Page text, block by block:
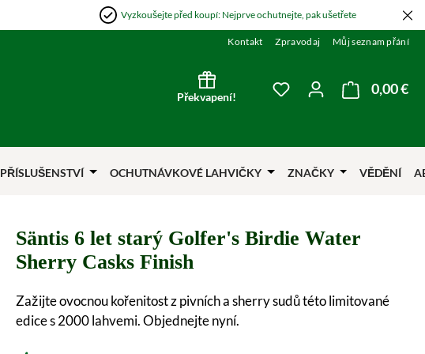
Vyzkoušejte před koupí: Nejprve ochutnejte, pak ušetřete
Kontakt Zpravodaj Můj seznam přání
Překvapení!
Máte 0 položky v0,00 €
PŘÍSLUŠENSTVÍ OCHUTNÁVKOVÉ LAHVIČKY ZNAČKY VĚDĚNÍ
Säntis 6 let starý Golfer's Birdie Water
Sherry Casks Finish
Zažijte ovocnou kořenitost z pivních a sherry sudů této limitované
edice s 2000 lahvemi. Objednejte nyní.